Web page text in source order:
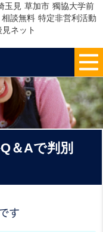
玉見 草加市 獨協大学前
談無料 特定非営利活動
ネット
＆Aで判別
す